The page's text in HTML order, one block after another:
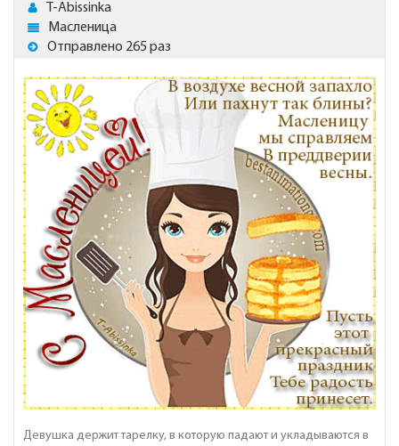
T-Abissinka
Масленица
Отправлено 265 раз
Девушка держит тарелку, в которую падают и укладываются в